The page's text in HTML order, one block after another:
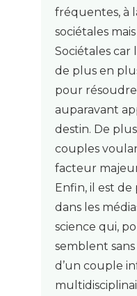
fréquentes, à
sociétales
Sociétales
de plus en
pour
auparavant
destin. De
couples
facteur
Enfin, il est
dans les
science qui,
semblent sans
d’un couple